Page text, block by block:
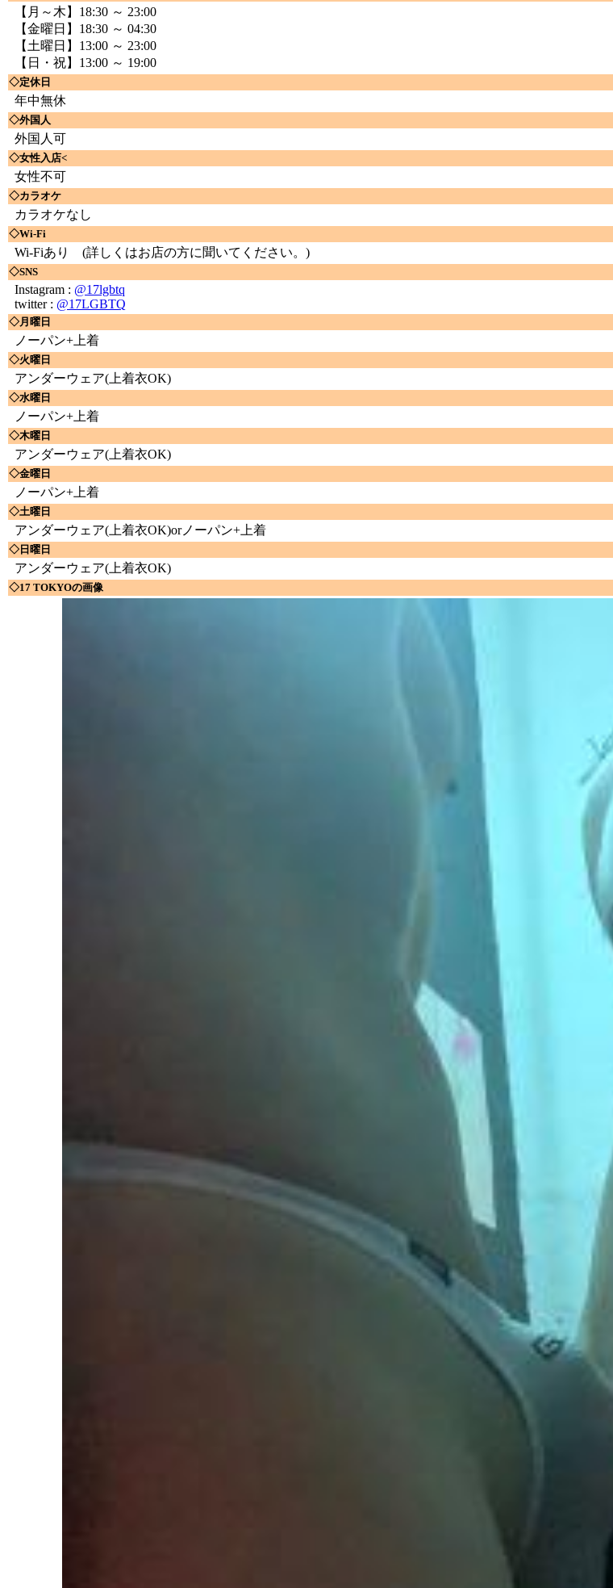
【月～木】18:30 ～ 23:00
【金曜日】18:30 ～ 04:30
【土曜日】13:00 ～ 23:00
【日・祝】13:00 ～ 19:00
◇定休日
年中無休
◇外国人
外国人可
◇女性入店<
女性不可
◇カラオケ
カラオケなし
◇Wi-Fi
Wi-Fiあり (詳しくはお店の方に聞いてください。)
◇SNS
Instagram : @17lgbtq
twitter : @17LGBTQ
◇月曜日
ノーパン+上着
◇火曜日
アンダーウェア(上着衣OK)
◇水曜日
ノーパン+上着
◇木曜日
アンダーウェア(上着衣OK)
◇金曜日
ノーパン+上着
◇土曜日
アンダーウェア(上着衣OK)orノーパン+上着
◇日曜日
アンダーウェア(上着衣OK)
◇17 TOKYOの画像